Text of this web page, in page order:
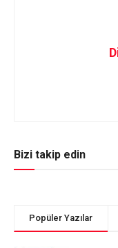
Bizi takip edin
Popüler Yazılar